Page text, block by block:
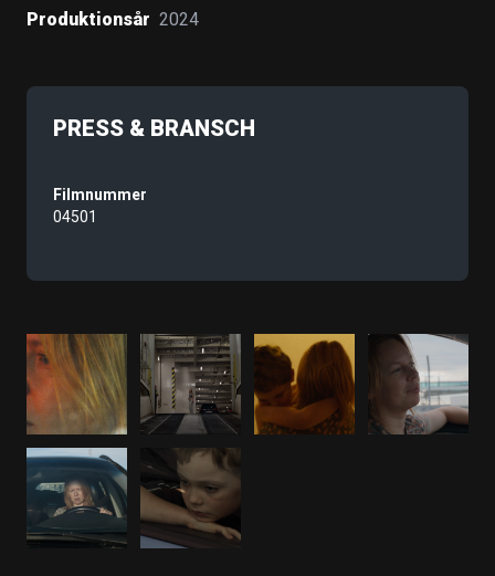
Produktionsår 2024
PRESS & BRANSCH
Filmnummer
04501